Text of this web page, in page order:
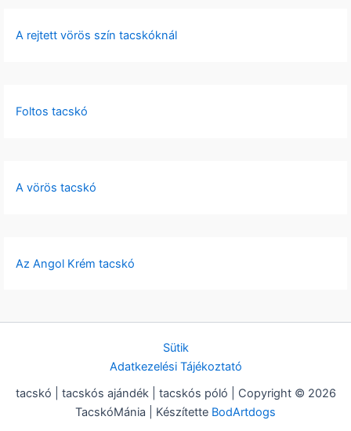
A rejtett vörös szín tacskóknál
Foltos tacskó
A vörös tacskó
Az Angol Krém tacskó
Sütik
Adatkezelési Tájékoztató
tacskó | tacskós ajándék | tacskós póló | Copyright © 2026
TacskóMánia | Készítette BodArtdogs